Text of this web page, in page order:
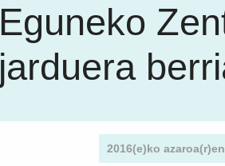
Eguneko
jarduera
2016(e)ko